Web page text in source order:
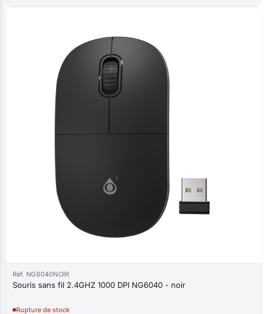
Réf. NG6040NOIR
Souris sans fil 2.4GHZ 1000 DPI NG6040 - noir
Rupture de stock